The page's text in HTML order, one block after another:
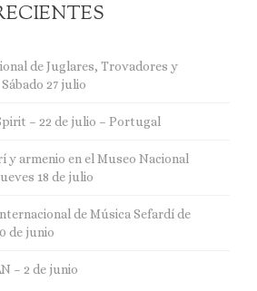
de Juglares, Trovadores y
27 julio
– 22 de julio – Portugal
armenio en el Museo Nacional
18 de julio
de Música Sefardí de
de junio
– 2 de junio